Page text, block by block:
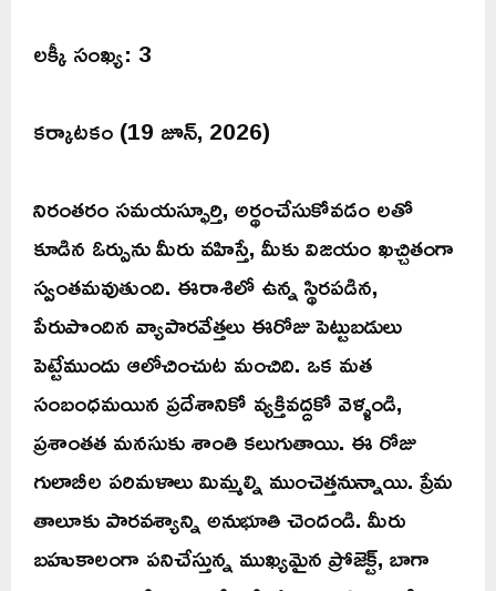
లక్కీ సంఖ్య: 3
కర్కాటకం (19 జూన్, 2026)
నిరంతరం సమయస్ఫూర్తి, అర్థంచేసుకోవడం లతో
కూడిన ఓర్పును మీరు వహిస్తే, మీకు విజయం ఖచ్చితంగా
స్వంతమవుతుంది. ఈరాశిలో ఉన్న స్థిరపడిన,
పేరుపొందిన వ్యాపారవేత్తలు ఈరోజు పెట్టుబడులు
పెట్టేముందు ఆలోచించుట మంచిది. ఒక మత
సంబంధమయిన ప్రదేశానికో వ్యక్తివద్దకో వెళ్ళండి,
ప్రశాంతత మనసుకు శాంతి కలుగుతాయి. ఈ రోజు
గులాబీల పరిమళాలు మిమ్మల్ని ముంచెత్తనున్నాయి. ప్రేమ
తాలూకు పారవశ్యాన్ని అనుభూతి చెందండి. మీరు
బహుకాలంగా పనిచేస్తున్న ముఖ్యమైన ప్రోజెక్ట్, బాగా